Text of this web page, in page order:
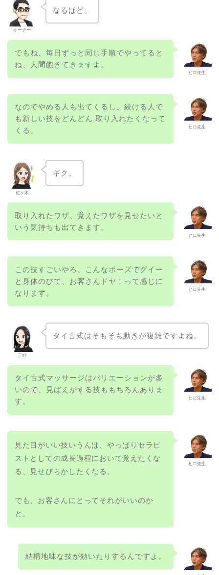
オーナー
なるほど。
ヒロ先生
でもね、毎日ずっと同じ手順でやってると
ね、人間飽きてきますよ。
ヒロ先生
なのでやめる人も出てくるし、続ける人で
も新しい技をどんどん 取り入れたくなって
くる。
佐々木
ギク。
ヒロ先生
取り入れたワザ、覚えたワザを見せたいと
いう気持ちも出てきます。
ヒロ先生
この技すごいやろ、こんなポーズでグイー
と身体のびて、お客さんドヤ！って感じに
なります。
三好
タイ古式はそもそも動きが複雑ですよね。
ヒロ先生
タイ古式マッサージはバリエーションが多
いので、見ばえがする技ももちろんありま
す。
ヒロ先生
見た目がいい技いうんは、やっぱりセラピ
ストとしての成長過程において覚えたくな
る、見せびらかしたくなる。
でも、お客さんにとってそれがいいのか
と。
結構地味な技が効いたりするんですよ。